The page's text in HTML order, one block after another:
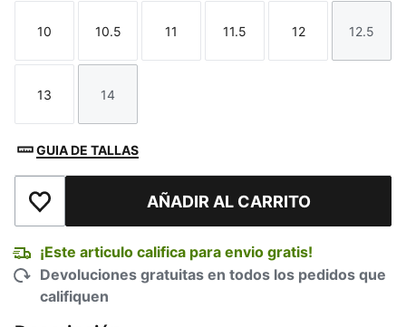
Talla
10
Talla
10.5
Talla
11
Talla
11.5
Talla
12
Talla
12.5
Talla
13
Talla
14
GUIA DE TALLAS
Añadir a la lista de deseosAÑADIR AL CARRITO
¡Este articulo califica para envio gratis!
Devoluciones gratuitas en todos los pedidos que
califiquen